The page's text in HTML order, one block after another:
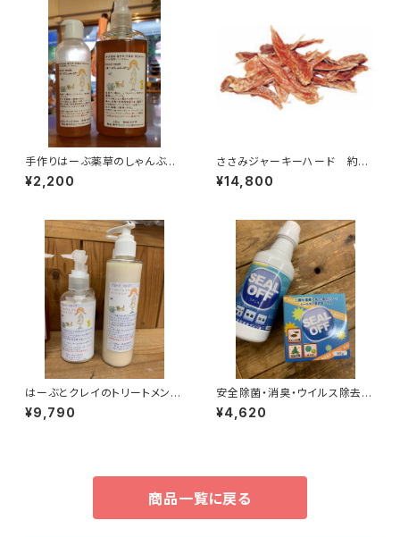
手作りはーぶ薬草のしゃんぶ
ー 200ml
¥2,200
ささみジャーキーハード 約2.
2kg
¥14,800
はーぶとクレイのトリートメン
ト 1000ml
¥9,790
安全除菌・消臭・ウイルス除去！
シールオフ濃縮タイプ500ml
¥4,620
商品一覧に戻る